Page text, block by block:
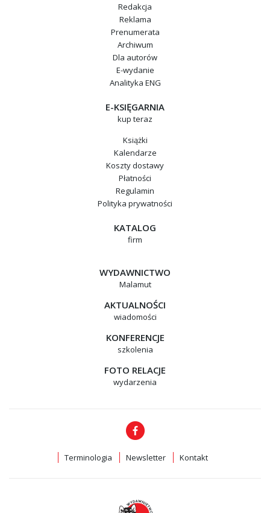
Redakcja
Reklama
Prenumerata
Archiwum
Dla autorów
E-wydanie
Analityka ENG
E-KSIĘGARNIA
kup teraz
Książki
Kalendarze
Koszty dostawy
Płatności
Regulamin
Polityka prywatności
KATALOG
firm
WYDAWNICTWO
Malamut
AKTUALNOŚCI
wiadomości
KONFERENCJE
szkolenia
FOTO RELACJE
wydarzenia
Terminologia Newsletter Kontakt